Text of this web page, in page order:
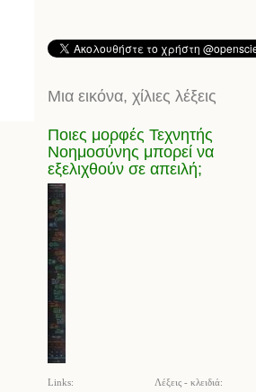
Μια εικόνα, χίλιες λέξεις
Ποιες μορφές Τεχνητής
Νοημοσύνης μπορεί να
εξελιχθούν σε απειλή;
Λέξεις - κλειδιά:
Links: